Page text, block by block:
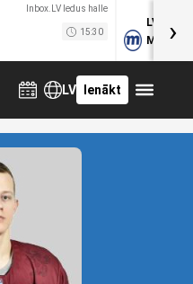
Inbox.LV ledus halle
15:30
LVB
MOG›
LV Ienākt